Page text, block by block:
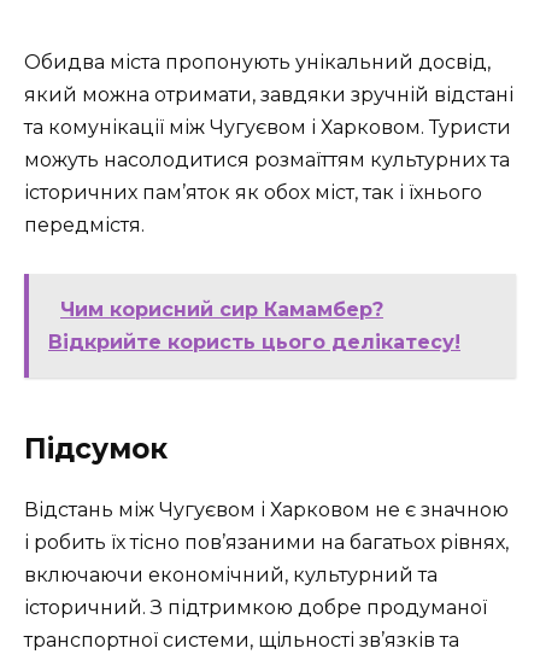
Обидва міста пропонують унікальний досвід,
який можна отримати, завдяки зручній відстані
та комунікації між Чугуєвом і Харковом. Туристи
можуть насолодитися розмаїттям культурних та
історичних пам’яток як обох міст, так і їхнього
передмістя.
Чим корисний сир Камамбер?
Відкрийте користь цього делікатесу!
Підсумок
Відстань між Чугуєвом і Харковом не є значною
і робить їх тісно пов’язаними на багатьох рівнях,
включаючи економічний, культурний та
історичний. З підтримкою добре продуманої
транспортної системи, щільності зв’язків та